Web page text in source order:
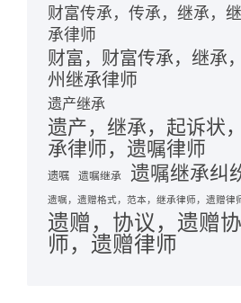
财富传承，传承，继承，
承律师
财富，财富传承，继承
州继承律师
遗产继承
遗产，继承，起诉状
承律师，遗嘱律师
遗嘱 遗嘱继承 遗嘱继承纠
遗嘱，遗赠格式，范本，继承律师，遗赠律
遗赠，协议，遗赠
师，遗赠律师